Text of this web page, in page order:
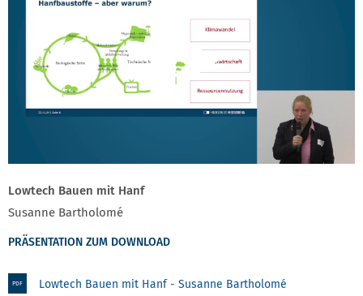
Lowtech Bauen mit Hanf
Susanne Bartholomé
PRÄSENTATION ZUM DOWNLOAD
PDF Lowtech Bauen mit Hanf - Susanne Bartholomé